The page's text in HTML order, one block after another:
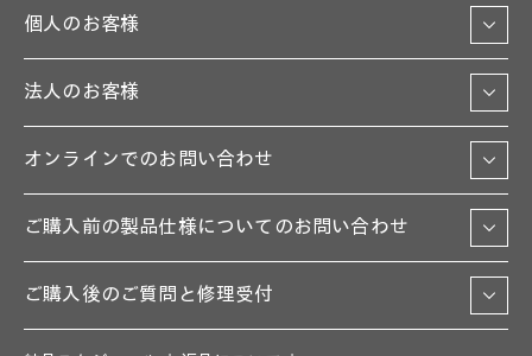
個人のお客様
法人のお客様
オンラインでのお問い合わせ
ご購入前の製品仕様についてのお問い合わせ
ご購入後のご質問と修理受付